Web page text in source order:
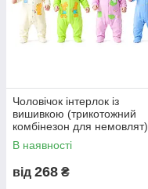
Чоловічок інтерлок із
вишивкою (трикотожний
комбінезон для немовлят)
16(50,56)
В наявності
від 268 ₴